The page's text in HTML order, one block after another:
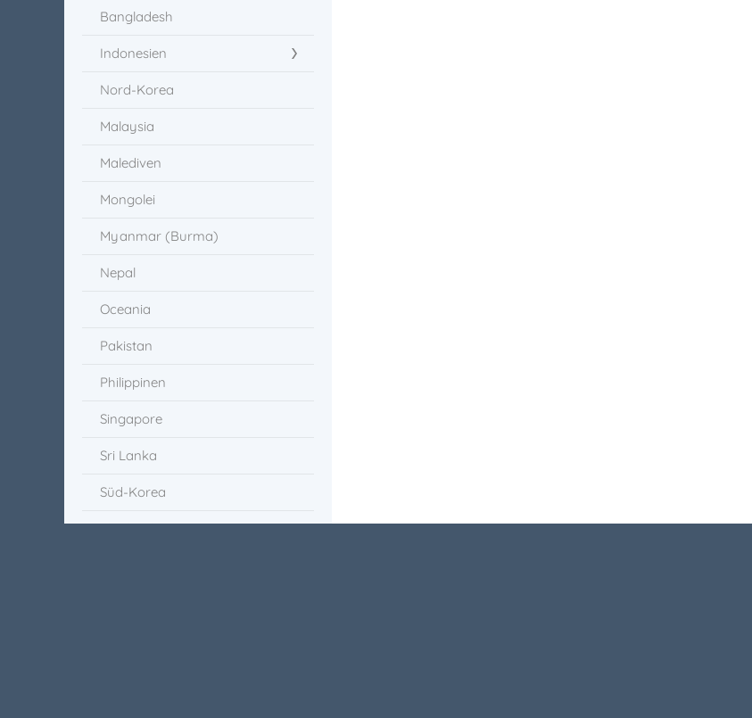
Bangladesh
Indonesien
Nord-Korea
Malaysia
Malediven
Mongolei
Myanmar (Burma)
Nepal
Oceania
Pakistan
Philippinen
Singapore
Sri Lanka
Süd-Korea
Thailand